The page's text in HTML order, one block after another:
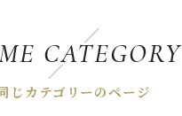
同じカテゴリーのページ
CATEGORY